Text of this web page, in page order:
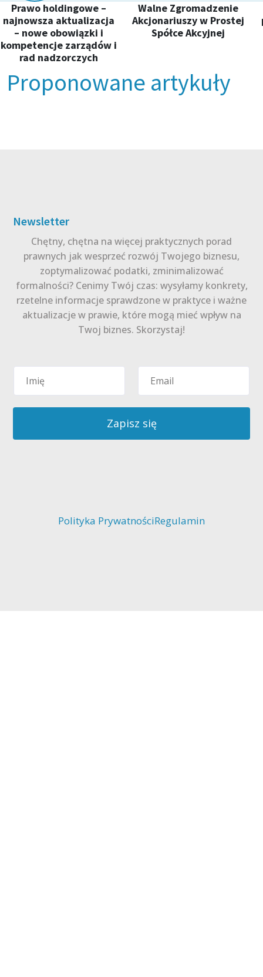
Proponowane artykuły
Prawo holdingowe –
najnowsza aktualizacja
– nowe obowiązki i
kompetencje zarządów i
rad nadzorczych
Walne Zgromadzenie
Akcjonariuszy w Prostej
Spółce Akcyjnej
Newsletter
Chętny, chętna na więcej praktycznych porad
prawnych jak wesprzeć rozwój Twojego biznesu,
zoptymalizować podatki, zminimalizować
formalności? Cenimy Twój czas: wysyłamy konkrety,
rzetelne informacje sprawdzone w praktyce i ważne
aktualizacje w prawie, które mogą mieć wpływ na
Twoj biznes. Skorzystaj!
Zapisz się
Polityka PrywatnościRegulamin